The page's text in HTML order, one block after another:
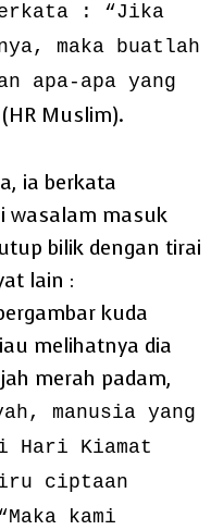
: “Jika
maka buatlah
apa-apa yang
(HR Muslim).
ia berkata
wasalam masuk
bilik dengan tirai
lain :
kuda
melihatnya dia
merah padam,
manusia yang
Hari Kiamat
ciptaan
kami